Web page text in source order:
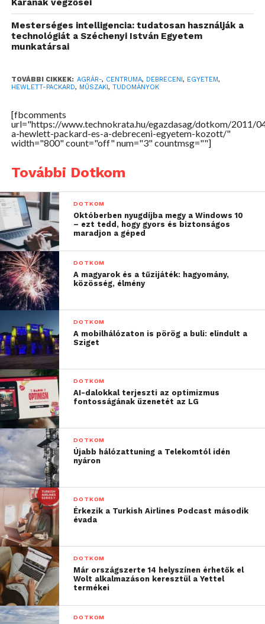
korszerű számítástechnikához, mindennapjaik
szerves részeként kell tekinteniük az informatikára.
A Debreceni Egyetem Agrár- és Műszaki
Tudományok Centruma és a HP megállapodása
az eszközökhöz, elősegítve ezáltal a hatékony
felkészülés a munkavállalásra” – hangsúlyozza Dr.
Karának végzősei
Mesterséges intelligencia: tudatosan használják a
technológiát a Széchenyi István Egyetem
munkatársai
TOVÁBBI CIKKEK: AGRÁR-, CENTRUMA, DEBRECENI , EGYETEM,
HEWLETT-PACKARD, MŰSZAKI , TUDOMÁNYOK
[fbcomments
url="https://www.technokrata.hu/egazdasag/dotkom/2011/
a-hewlett-packard-es-a-debreceni-egyetem-kozott/"
width="800" count="off" num="3" countmsg=""]
További Dotkom
DOTKOM
Októberben nyugdíjba megy a Windows 10
– ezt tedd, hogy gyors és biztonságos
maradjon a géped
DOTKOM
A magyarok és a tűzijáték: hagyomány,
közösség, élmény
DOTKOM
A mobilhálózaton is pörög a buli: elindult a
Sziget
DOTKOM
AI-dalokkal terjeszti az optimizmus
fontosságának üzenetét az LG
DOTKOM
Újabb hálózattuning a Telekomtól idén
nyáron
DOTKOM
Érkezik a Turkish Airlines Podcast második
évada
DOTKOM
Már országszerte 14 helyszínen érhetők el
Wolt alkalmazáson keresztül a Yettel
termékei
DOTKOM